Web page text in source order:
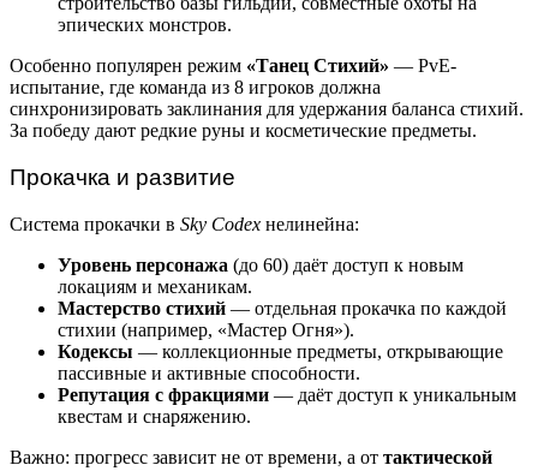
эпических монстров.
Особенно популярен режим «Танец Стихий» — PvE-
испытание, где команда из 8 игроков должна
синхронизировать заклинания для удержания баланса стихий.
За победу дают редкие руны и косметические предметы.
Прокачка и развитие
Система прокачки в Sky Codex нелинейна:
Уровень персонажа (до 60) даёт доступ к новым
локациям и механикам.
Мастерство стихий — отдельная прокачка по каждой
стихии (например, «Мастер Огня»).
Кодексы — коллекционные предметы, открывающие
пассивные и активные способности.
Репутация с фракциями — даёт доступ к уникальным
квестам и снаряжению.
Важно: прогресс зависит не от времени, а от тактической